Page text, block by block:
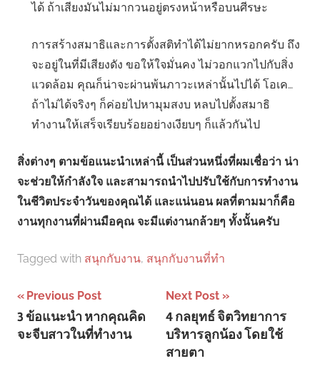
ได้ ถ้าเสียงมันไม่มากวนอยู่ตรงหน้าหรือบนศีรษะ
การสร้างสมาธิและการตั้งสติทำได้ไม่ยากหรอกครับ ถึง
จะอยู่ในที่มีเสียงดัง ขอให้ใจมั่นคง ไม่วอกแวกไปกับสิ่ง
แวดล้อม คุณก็น่าจะผ่านพ้นภาวะเหล่านั้นไปได้ โอเค…
ถ้าไม่ได้จริงๆ ก็ค่อยไปหามุมสงบ หลบไปตั้งสมาธิ
ทำงานให้เสร็จเรียบร้อยอย่างเงียบๆ ก็แล้วกันไป
สิ่งต่างๆ ตามข้อแนะนำเหล่านี้ เป็นส่วนหนึ่งที่ผมเชื่อว่า น่า
จะช่วยให้กำลังใจ และสามารถนำไปปรับใช้กับการทำงาน
ในชีวิตประจำวันของคุณได้ และแน่นอน ผลที่ตามมาก็คือ
งานทุกงานที่ผ่านมือคุณ จะมีแต่งานกล้วยๆ ทั้งนั้นครับ
Tagged with สนุกกับงาน, สนุกกับงานที่ทํา
Post
navigation
Previous Post
3 ข้อแนะนำ หากคุณคิด
จะจีบสาวในที่ทำงาน
Next Post
4 กลยุทธ์ จิตวิทยาการ
บริหารลูกน้อง โดยใช้
สายตา